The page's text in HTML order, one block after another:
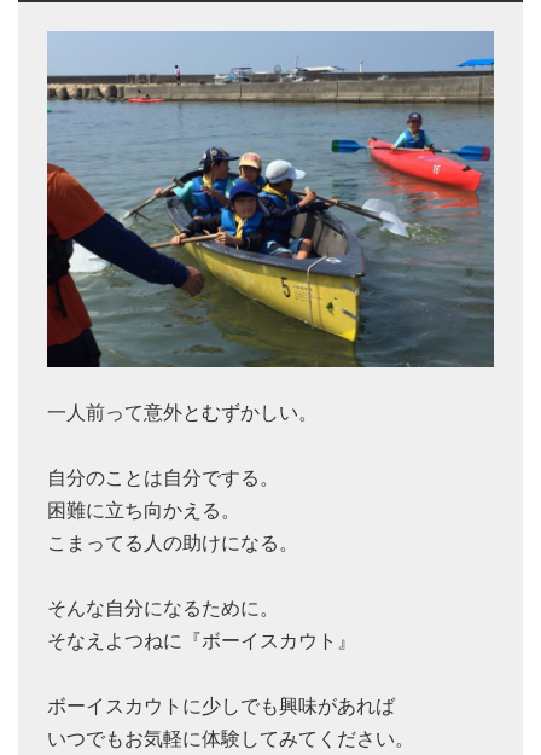
一人前って意外とむずかしい。
自分のことは自分でする。
困難に立ち向かえる。
こまってる人の助けになる。
そんな自分になるために。
そなえよつねに『ボーイスカウト』
ボーイスカウトに少しでも興味があれば
いつでもお気軽に体験してみてください。